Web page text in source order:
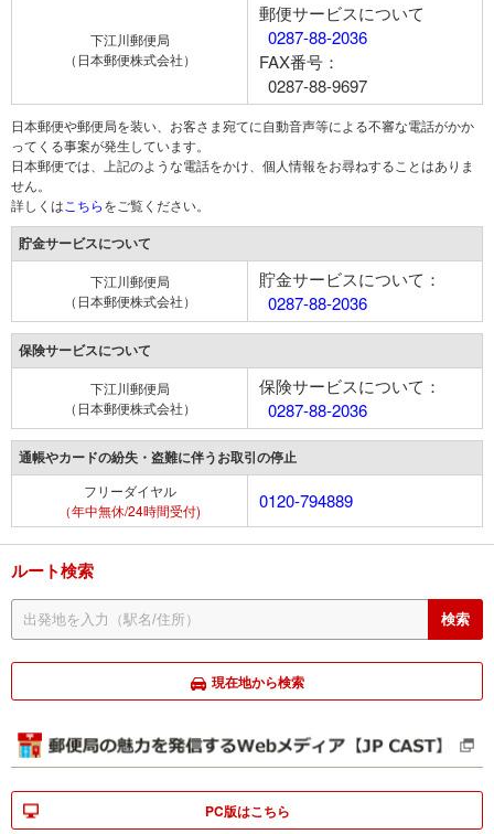
下江川郵便局
（日本郵便株式会社）
郵便サービスについて
0287-88-2036
FAX番号：
0287-88-9697
日本郵便や郵便局を装い、お客さま宛てに自動音声等による不審な電話がかか
ってくる事案が発生しています。
日本郵便では、上記のような電話をかけ、個人情報をお尋ねすることはありま
せん。
詳しくは こちらをご覧ください。
貯金サービスについて
下江川郵便局
（日本郵便株式会社）
貯金サービスについて：
0287-88-2036
保険サービスについて
下江川郵便局
（日本郵便株式会社）
保険サービスについて：
0287-88-2036
通帳やカードの紛失・盗難に伴うお取引の停止
フリーダイヤル
（年中無休/24時間受付)
0120-794889
ルート検索
現在地から検索
PC版はこちら